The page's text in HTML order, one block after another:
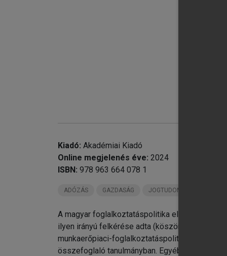
Kiadó: Akadémiai Kiadó
Online megjelenés éve: 2024
ISBN: 978 963 664 078 1
ADÓZÁS GAZDASÁG JOGTUDOMÁNY
A magyar foglalkoztatáspolitika elmúlt 30
ilyen irányú felkérése adta (köszönet érte!),
munkaerőpiaci-foglalkoztatáspolitikai
összefoglaló tanulmányban. Egyébként meg